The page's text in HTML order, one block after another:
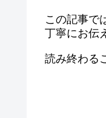
この記事で
丁寧にお伝
読み終わる